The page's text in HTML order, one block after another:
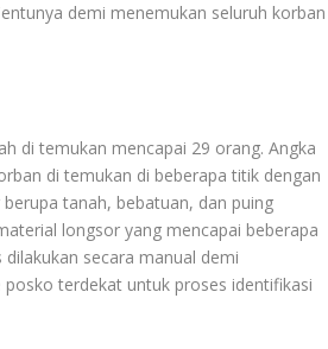
demi menemukan seluruh korban
di temukan mencapai 29 orang. Angka
di temukan di beberapa titik dengan
tanah, bebatuan, dan puing
longsor yang mencapai beberapa
secara manual demi
terdekat untuk proses identifikasi